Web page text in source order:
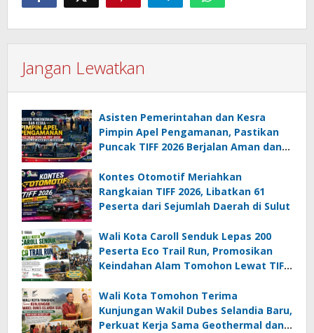
Jangan Lewatkan
Asisten Pemerintahan dan Kesra
Pimpin Apel Pengamanan, Pastikan
Puncak TIFF 2026 Berjalan Aman dan
Kontes Otomotif Meriahkan
Rangkaian TIFF 2026, Libatkan 61
Peserta dari Sejumlah Daerah di Sulut
Wali Kota Caroll Senduk Lepas 200
Peserta Eco Trail Run, Promosikan
Keindahan Alam Tomohon Lewat TIFF
Wali Kota Tomohon Terima
Kunjungan Wakil Dubes Selandia Baru,
Perkuat Kerja Sama Geothermal dan